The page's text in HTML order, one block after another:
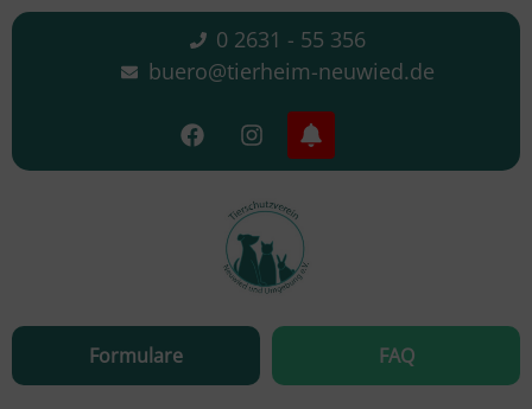
0 2631 - 55 356
buero@tierheim-neuwied.de
Formulare FAQ